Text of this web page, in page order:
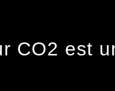
CO2 est